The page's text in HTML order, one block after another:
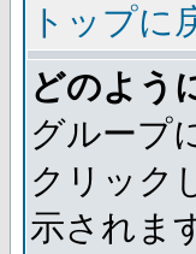
トップに
どのよう
グループ
クリック
示されま